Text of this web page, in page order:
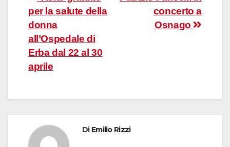
articoli
concerto a
Osnago
per la salute della
donna
all’Ospedale di
Erba dal 22 al 30
aprile
Di Emilio Rizzi